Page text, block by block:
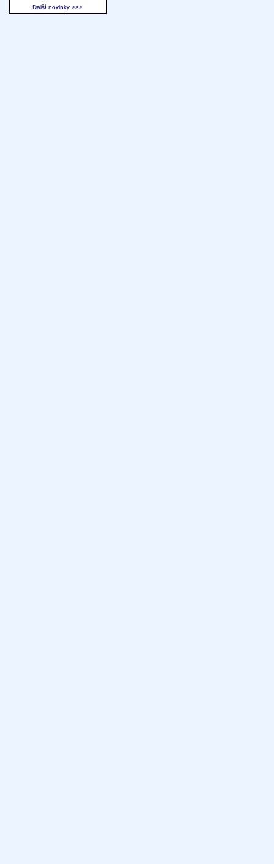
Další novinky >>>